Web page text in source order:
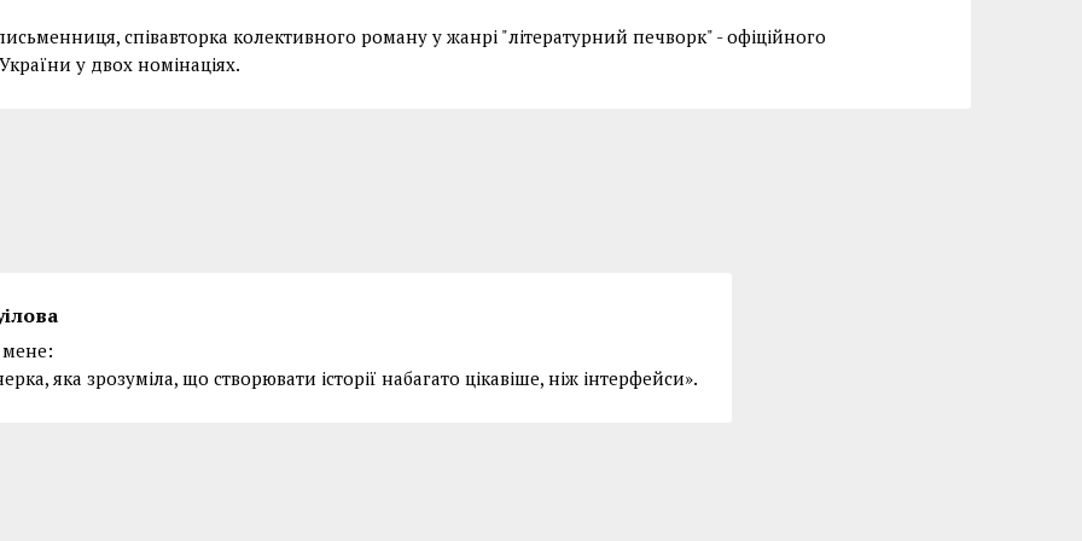
співавторка колективного роману у жанрі "літературний печворк" - офіційного
у двох номінаціях.
мене:
яка зрозуміла, що створювати історії набагато цікавіше, ніж інтерфейси».